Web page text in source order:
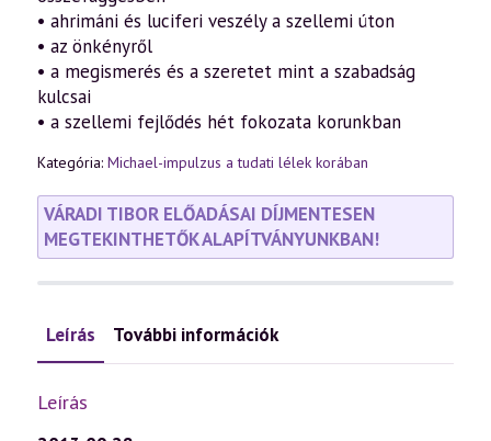
• ahrimáni és luciferi veszély a szellemi úton
• az önkényről
• a megismerés és a szeretet mint a szabadság
kulcsai
• a szellemi fejlődés hét fokozata korunkban
Kategória: Michael-impulzus a tudati lélek korában
VÁRADI TIBOR ELŐADÁSAI DÍJMENTESEN
MEGTEKINTHETŐK ALAPÍTVÁNYUNKBAN!
Leírás További információk
Leírás